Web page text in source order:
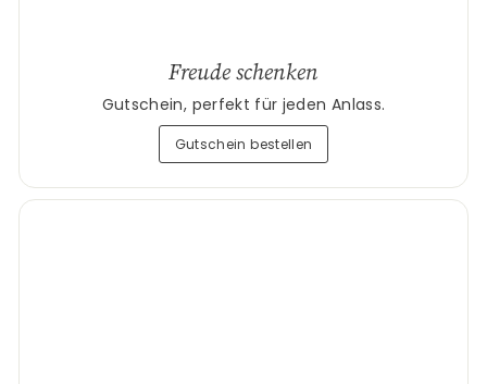
Freude schenken
Gutschein, perfekt für jeden Anlass.
Gutschein bestellen